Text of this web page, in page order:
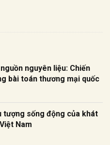
nguyên liệu: Chiến
bài toán thương mại quốc
tượng sống động của khát
Nam